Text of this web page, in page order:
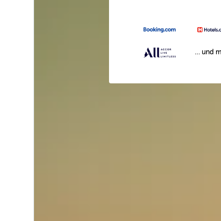
… und